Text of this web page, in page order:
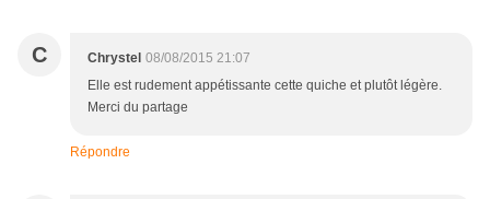
C Chrystel 08/08/2015 21:07
Elle est rudement appétissante cette quiche et plutôt légère.
Merci du partage
Répondre